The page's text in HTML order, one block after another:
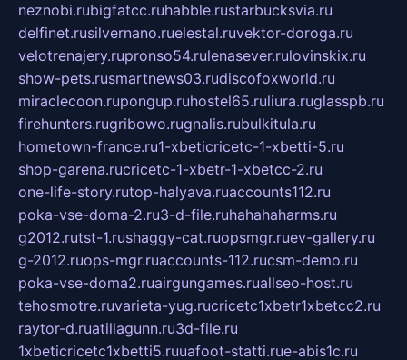
neznobi.rubigfatcc.ruhabble.rustarbucksvia.ru
delfinet.rusilvernano.ruelestal.ruvektor-doroga.ru
velotrenajery.rupronso54.rulenasever.rulovinskix.ru
show-pets.rusmartnews03.rudiscofoxworld.ru
miraclecoon.rupongup.ruhostel65.ruliura.ruglasspb.ru
firehunters.rugribowo.rugnalis.rubulkitula.ru
hometown-france.ru1-xbeticricetc-1-xbetti-5.ru
shop-garena.rucricetc-1-xbetr-1-xbetcc-2.ru
one-life-story.rutop-halyava.ruaccounts112.ru
poka-vse-doma-2.ru3-d-file.ruhahahaharms.ru
g2012.rutst-1.rushaggy-cat.ruopsmgr.ruev-gallery.ru
g-2012.ruops-mgr.ruaccounts-112.rucsm-demo.ru
poka-vse-doma2.ruairgungames.ruallseo-host.ru
tehosmotre.ruvarieta-yug.rucricetc1xbetr1xbetcc2.ru
raytor-d.ruatillagunn.ru3d-file.ru
1xbeticricetc1xbetti5.ruuafoot-statti.rue-abis1c.ru